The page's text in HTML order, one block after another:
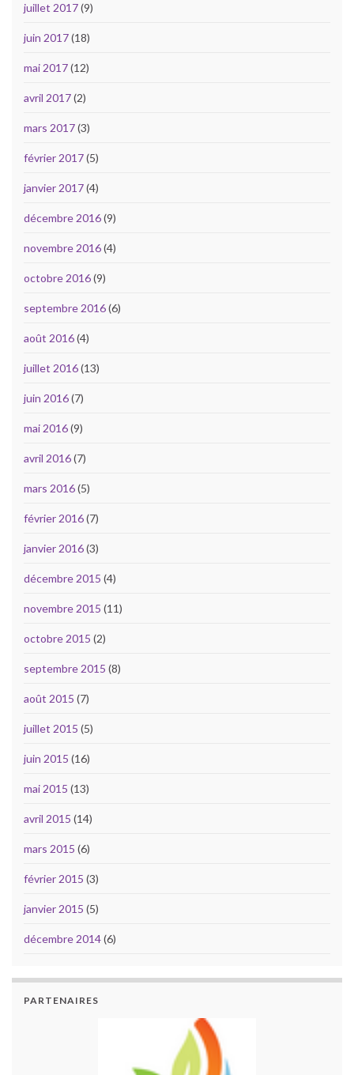
juillet 2017(9)
juin 2017(18)
mai 2017(12)
avril 2017(2)
mars 2017(3)
février 2017(5)
janvier 2017(4)
décembre 2016(9)
novembre 2016(4)
octobre 2016(9)
septembre 2016(6)
août 2016(4)
juillet 2016(13)
juin 2016(7)
mai 2016(9)
avril 2016(7)
mars 2016(5)
février 2016(7)
janvier 2016(3)
décembre 2015 (4)
novembre 2015 (11)
octobre 2015 (2)
septembre 2015 (8)
août 2015 (7)
juillet 2015 (5)
juin 2015 (16)
mai 2015 (13)
avril 2015 (14)
mars 2015 (6)
février 2015 (3)
janvier 2015 (5)
décembre 2014(6)
PARTENAIRES